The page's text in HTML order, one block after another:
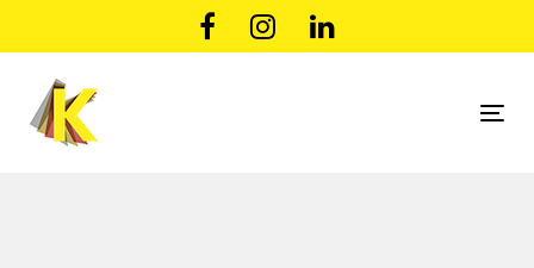
überspringen
primären
Navigation
springen